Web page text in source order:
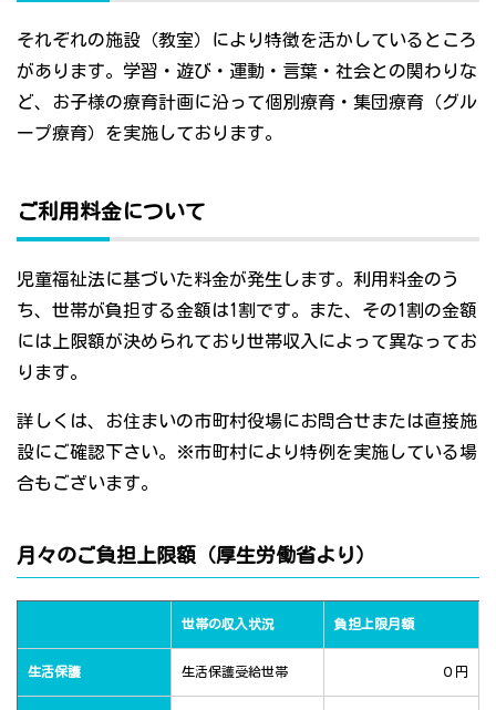
それぞれの施設（教室）により特徴を活かしているところ
があります。学習・遊び・運動・言葉・社会との関わりな
ど、お子様の療育計画に沿って個別療育・集団療育（グル
ープ療育）を実施しております。
ご利用料金について
児童福祉法に基づいた料金が発生します。利用料金のう
ち、世帯が負担する金額は1割です。また、その1割の金額
には上限額が決められており世帯収入によって異なってお
ります。
詳しくは、お住まいの市町村役場にお問合せまたは直接施
設にご確認下さい。※市町村により特例を実施している場
合もございます。
月々のご負担上限額（厚生労働省より）
世帯の収入状況 負担上限月額
生活保護 生活保護受給世帯 ０円